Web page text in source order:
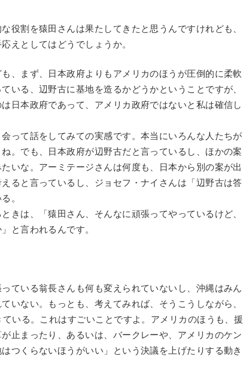
役割を猿田さんは果たしてきたと思うんですけれども、
えとしてはどうでしょうか。
、まず、日本政府よりもアメリカのほうが圧倒的に柔軟
いる、辺野古に基地を造るかどうかということですが、
日本政府であって、アメリカ政府ではないと私は確信し
って話をしてみての実感です。本当にいろんな人たちが
。でも、日本政府が辺野古だと言っているし、ほかの案
いな。アーミテージさんは何度も、日本から別の案が出
ると言っているし、ジョセフ・ナイさんは「辺野古は答
。
きは、「猿田さん、そんなに頑張ってやっているけど、
と言われるんです。
ている翁長さんも何も変えられていないし、沖縄はみん
いない。もっとも、考えてみれば、そうこうしながら、
いる。これはすごいことですよ。アメリカのほうも、援
止まったり、あるいは、バークレーや、アメリカのケン
つくらないほうがいい」という決議を上げたりする動き